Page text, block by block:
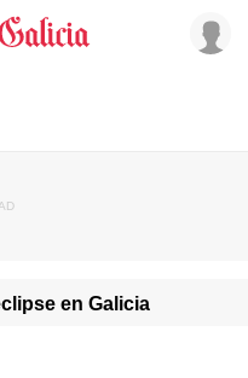
en Galicia